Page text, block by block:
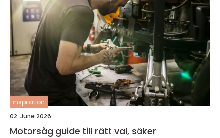
inspiration
02. June 2026
Motorsåg guide till rätt val, säker